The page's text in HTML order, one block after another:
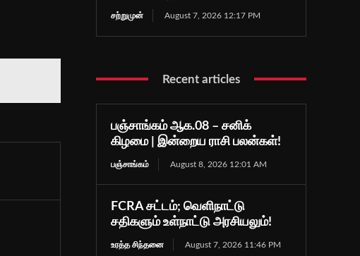
சற்றுமுன் August 7, 2026 12:17 PM
Recent articles
பஞ்சாங்கம் ஆக.08 – சனிக்
கிழமை | இன்றைய ராசி பலன்கள்!
பஞ்சாங்கம் August 8, 2026 12:01 AM
FCRA சட்டம்; வெளிநாட்டு
சதிகளும் உள்நாட்டு அரசியலும்!
உரத்த சிந்தனை August 7, 2026 11:46 PM